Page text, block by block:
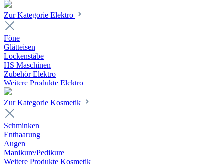
Zur Kategorie Elektro
Föne
Glätteisen
Lockenstäbe
HS Maschinen
Zubehör Elektro
Weitere Produkte Elektro
Zur Kategorie Kosmetik
Schminken
Enthaarung
Augen
Manikure/Pedikure
Weitere Produkte Kosmetik